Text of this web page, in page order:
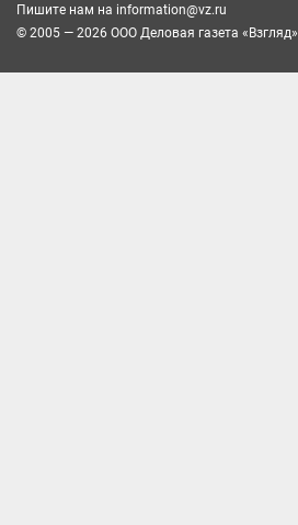
Пишите нам на information@vz.ru
© 2005 — 2026 ООО Деловая газета «Взгляд»